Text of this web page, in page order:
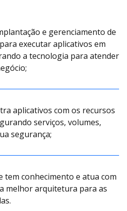
e gerenciamento de
executar aplicativos em
a tecnologia para atender
aplicativos com os recursos
serviços, volumes,
segurança;
tem conhecimento e atua com
melhor arquitetura para as